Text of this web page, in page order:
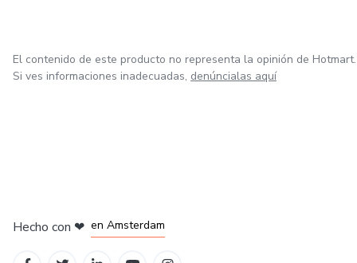
El contenido de este producto no representa la opinión de Hotmart.
Si ves informaciones inadecuadas, denúncialas aquí
Hecho con ❤ en Amsterdam